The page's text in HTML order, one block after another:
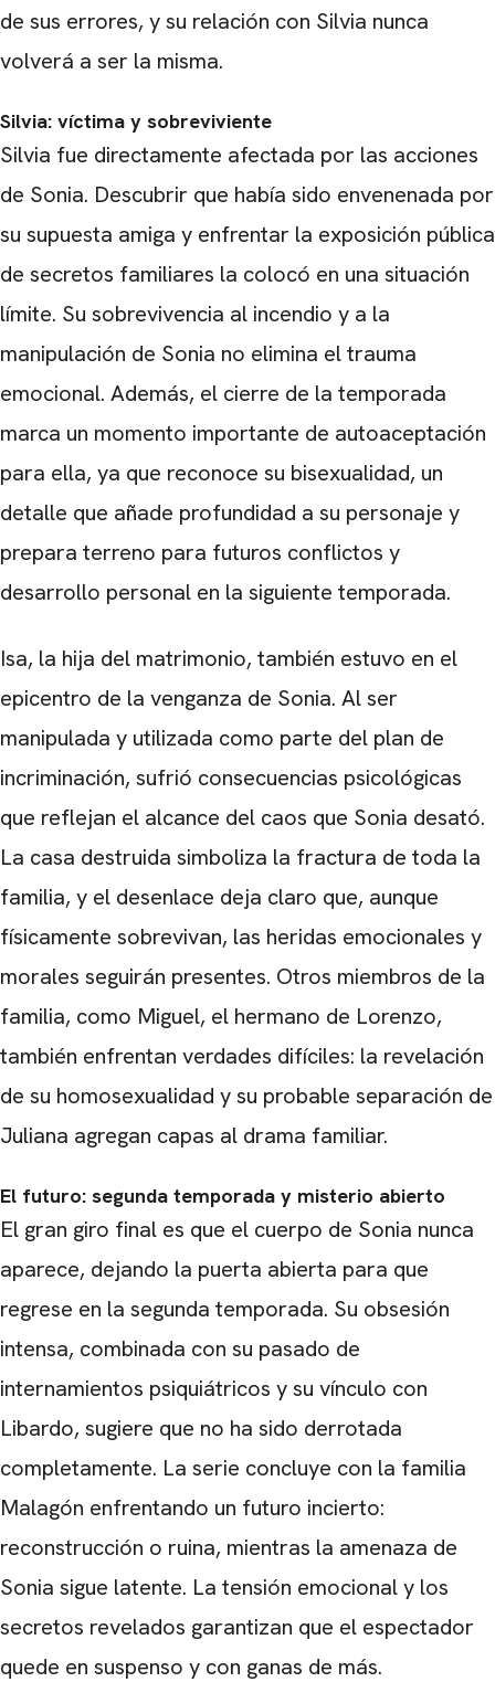
de sus errores, y su relación con Silvia nunca
volverá a ser la misma.
Silvia: víctima y sobreviviente
Silvia fue directamente afectada por las acciones
de Sonia. Descubrir que había sido envenenada por
su supuesta amiga y enfrentar la exposición pública
de secretos familiares la colocó en una situación
límite. Su sobrevivencia al incendio y a la
manipulación de Sonia no elimina el trauma
emocional. Además, el cierre de la temporada
marca un momento importante de autoaceptación
para ella, ya que reconoce su bisexualidad, un
detalle que añade profundidad a su personaje y
prepara terreno para futuros conflictos y
desarrollo personal en la siguiente temporada.
Isa, la hija del matrimonio, también estuvo en el
epicentro de la venganza de Sonia. Al ser
manipulada y utilizada como parte del plan de
incriminación, sufrió consecuencias psicológicas
que reflejan el alcance del caos que Sonia desató.
La casa destruida simboliza la fractura de toda la
familia, y el desenlace deja claro que, aunque
físicamente sobrevivan, las heridas emocionales y
morales seguirán presentes. Otros miembros de la
familia, como Miguel, el hermano de Lorenzo,
también enfrentan verdades difíciles: la revelación
de su homosexualidad y su probable separación de
Juliana agregan capas al drama familiar.
El futuro: segunda temporada y misterio abierto
El gran giro final es que el cuerpo de Sonia nunca
aparece, dejando la puerta abierta para que
regrese en la segunda temporada. Su obsesión
intensa, combinada con su pasado de
internamientos psiquiátricos y su vínculo con
Libardo, sugiere que no ha sido derrotada
completamente. La serie concluye con la familia
Malagón enfrentando un futuro incierto:
reconstrucción o ruina, mientras la amenaza de
Sonia sigue latente. La tensión emocional y los
secretos revelados garantizan que el espectador
quede en suspenso y con ganas de más.
CARREGANDO PUBLICIDADE